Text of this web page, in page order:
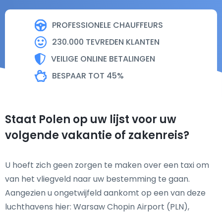
PROFESSIONELE CHAUFFEURS
230.000 TEVREDEN KLANTEN
VEILIGE ONLINE BETALINGEN
BESPAAR TOT 45%
Staat Polen op uw lijst voor uw
volgende vakantie of zakenreis?
U hoeft zich geen zorgen te maken over een taxi om
van het vliegveld naar uw bestemming te gaan.
Aangezien u ongetwijfeld aankomt op een van deze
luchthavens hier: Warsaw Chopin Airport (PLN),